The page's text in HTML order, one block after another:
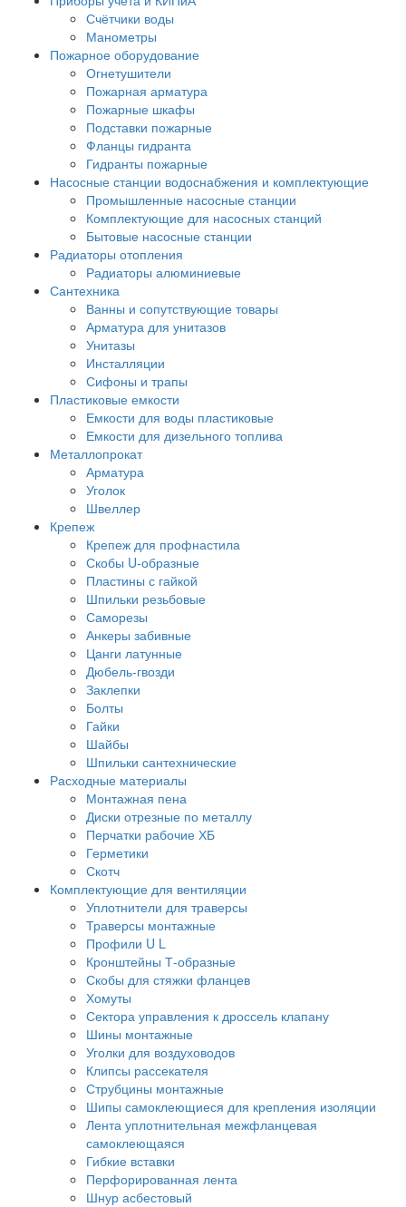
Счётчики воды
Манометры
Пожарное оборудование
Огнетушители
Пожарная арматура
Пожарные шкафы
Подставки пожарные
Фланцы гидранта
Гидранты пожарные
Насосные станции водоснабжения и комплектующие
Промышленные насосные станции
Комплектующие для насосных станций
Бытовые насосные станции
Радиаторы отопления
Радиаторы алюминиевые
Сантехника
Ванны и сопутствующие товары
Арматура для унитазов
Унитазы
Инсталляции
Сифоны и трапы
Пластиковые емкости
Емкости для воды пластиковые
Емкости для дизельного топлива
Металлопрокат
Арматура
Уголок
Швеллер
Крепеж
Крепеж для профнастила
Скобы U-образные
Пластины с гайкой
Шпильки резьбовые
Саморезы
Анкеры забивные
Цанги латунные
Дюбель-гвозди
Заклепки
Болты
Гайки
Шайбы
Шпильки сантехнические
Расходные материалы
Монтажная пена
Диски отрезные по металлу
Перчатки рабочие ХБ
Герметики
Скотч
Комплектующие для вентиляции
Уплотнители для траверсы
Траверсы монтажные
Профили U L
Кронштейны Т-образные
Скобы для стяжки фланцев
Хомуты
Сектора управления к дроссель клапану
Шины монтажные
Уголки для воздуховодов
Клипсы рассекателя
Струбцины монтажные
Шипы самоклеющиеся для крепления изоляции
Лента уплотнительная межфланцевая
самоклеющаяся
Гибкие вставки
Перфорированная лента
Шнур асбестовый